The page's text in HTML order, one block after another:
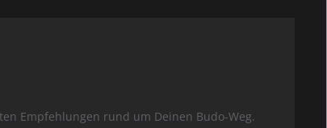
Empfehlungen rund um Deinen Budo-Weg.